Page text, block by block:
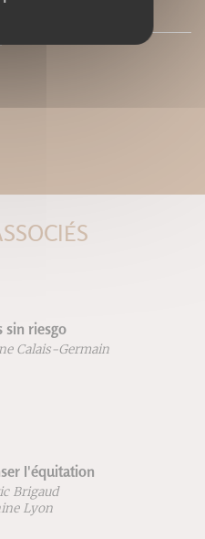
sin riesgo
Calais-Germain
l'équitation
Brigaud
Lyon